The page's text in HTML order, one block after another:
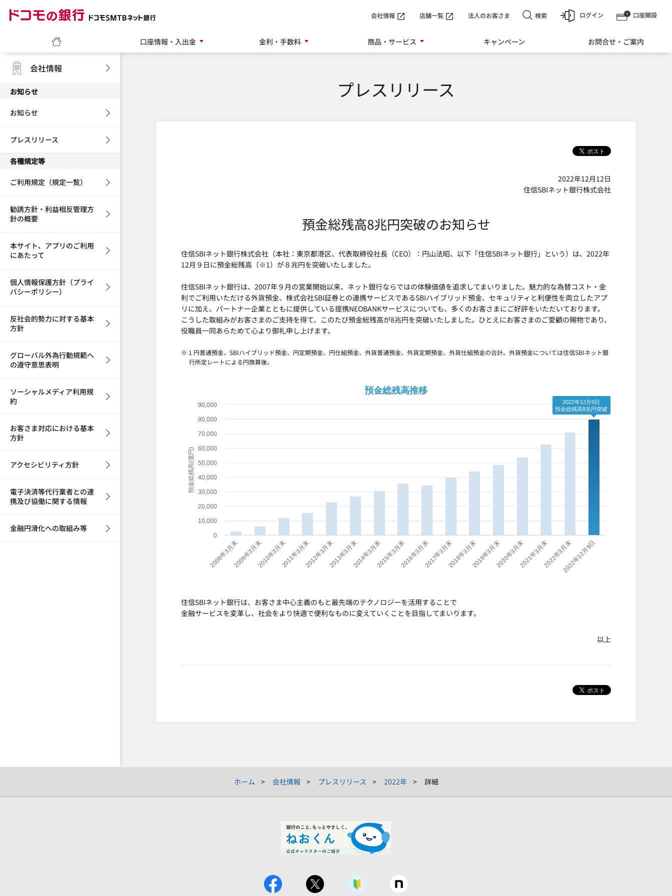
口座開設
ログイン
口座情報・入出金 金利・手数料 商品・サービス キャンペーン お問合せ・ご案内
会社情報 店舗一覧 法人のお客さま 検索
プレスリリース
2022年12月12日
住信SBIネット銀行株式会社
預金総残高8兆円突破のお知らせ
住信SBIネット銀行株式会社（本社：東京都港区、代表取締役社長（CEO）：円山法昭、以下「住信SBIネット銀行」という）は、2022年
12月９日に預金総残高（※1）が８兆円を突破いたしました。
住信SBIネット銀行は、2007年９月の営業開始以来、ネット銀行ならではの体験価値を追求してまいりました。魅力的な為替コスト・金
利でご利用いただける外貨預金、株式会社SBI証券との連携サービスであるSBIハイブリッド預金、セキュリティと利便性を両立したアプ
リに加え、パートナー企業とともに提供している提携NEOBANKサービスについても、多くのお客さまにご好評をいただいております。
こうした取組みがお客さまのご支持を得て、このたび預金総残高が8兆円を突破いたしました。ひとえにお客さまのご愛顧の賜物であり、
役職員一同あらためて心より御礼申し上げます。
※ 1 円普通預金、SBIハイブリッド預金、円定期預金、円仕組預金、外貨普通預金、外貨定期預金、外貨仕組預金の合計。外貨預金については住信SBIネット銀
行所定レートによる円換算後。
預金総残高(億円)
預金総残高推移
2022年12月9日
預金総残高8兆円突破
2008年3月末2009年3月末2010年3月末2011年3月末2012年3月末2013年3月末2014年3月末2015年3月末2016年3月末2017年3月末2018年3月末2019年3月末2020年3月末2021年3月末2022年3月末2022年12月9日
0
10,000
20,000
30,000
40,000
50,000
60,000
70,000
80,000
90,000
住信SBIネット銀行は、お客さま中心主義のもと最先端のテクノロジーを活用することで
金融サービスを変革し、社会をより快適で便利なものに変えていくことを目指してまいります。
以上
会社情報
お知らせ
お知らせ
プレスリリース
各種規定等
ご利用規定（規定一覧）
勧誘方針・利益相反管理方
針の概要
本サイト、アプリのご利用
にあたって
個人情報保護方針（プライ
バシーポリシー）
反社会的勢力に対する基本
方針
グローバル外為行動規範へ
の遵守意思表明
ソーシャルメディア利用規
約
お客さま対応における基本
方針
アクセシビリティ方針
電子決済等代行業者との連
携及び協働に関する情報
金融円滑化への取組み等
ホーム 会社情報 プレスリリース 2022年 詳細